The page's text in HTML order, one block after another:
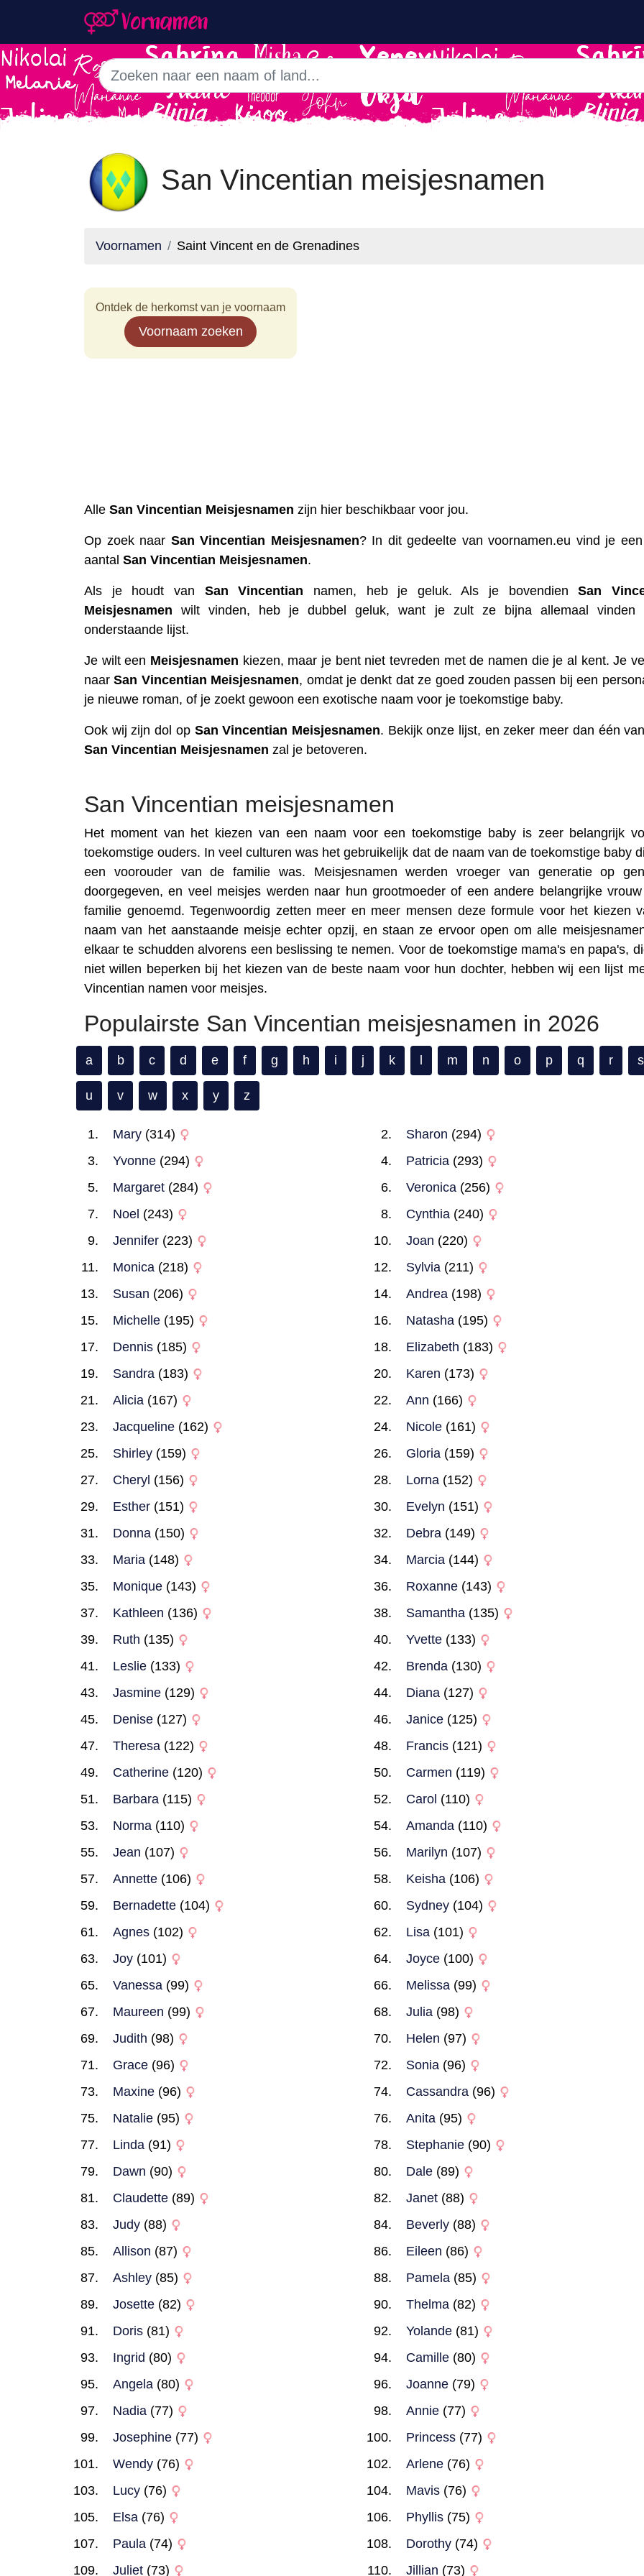
San Vincentian meisjesnamen
Voornamen Saint Vincent en de Grenadines
Ontdek de herkomst van je voornaam
Voornaam zoeken
Alle San Vincentian Meisjesnamen zijn hier beschikbaar voor jou.
Op zoek naar San Vincentian Meisjesnamen? In dit gedeelte van voornamen.eu vind je
aantal San Vincentian Meisjesnamen.
Als je houdt van San Vincentian namen, heb je geluk. Als je bovendienSan
Meisjesnamen wilt vinden, heb je dubbel geluk, want je zult ze bijna allemaal vinden
onderstaande lijst.
Je wilt een Meisjesnamen kiezen, maar je bent niet tevreden met de namen die je al kent. Je
naarSan Vincentian Meisjesnamen, omdat je denkt dat ze goed zouden passen bij een
je nieuwe roman, of je zoekt gewoon een exotische naam voor je toekomstige baby.
Ook wij zijn dol op San Vincentian Meisjesnamen. Bekijk onze lijst, en zeker meer dan één
San Vincentian Meisjesnamen zal je betoveren.
San Vincentian meisjesnamen
Het moment van het kiezen van een naam voor een toekomstige baby is zeer belangrijk
toekomstige ouders. In veel culturen was het gebruikelijk dat de naam van de toekomstige baby
een voorouder van de familie was. Meisjesnamen werden vroeger van generatie op
doorgegeven, en veel meisjes werden naar hun grootmoeder of een andere belangrijke
familie genoemd. Tegenwoordig zetten meer en meer mensen deze formule voor het kiezen
naam van het aanstaande meisje echter opzij, en staan ze ervoor open om alle
elkaar te schudden alvorens een beslissing te nemen. Voor de toekomstige mama's en papa's,
niet willen beperken bij het kiezen van de beste naam voor hun dochter, hebben wij een lijst
Vincentian namen voor meisjes.
Populairste San Vincentian meisjesnamen in 2026
a b c d e f g h i j k m n o p q r s
u v w x y z
Mary (314) Sharon (294)
Yvonne (294) Patricia(293)
Margaret (284) Veronica(256)
Noel (243) Cynthia(240)
Jennifer (223) Joan (220)
Monica (218) Sylvia(211)
Susan (206) Andrea(198)
Michelle (195) Natasha(195)
Dennis (185) Elizabeth (183)
Sandra (183) Karen (173)
Alicia (167) Ann (166)
Jacqueline (162) Nicole(161)
Shirley (159) Gloria(159)
Cheryl (156) Lorna(152)
Esther (151) Evelyn (151)
Donna (150) Debra(149)
Maria (148) Marcia(144)
Monique (143) Roxanne(143)
Kathleen (136) Samantha(135)
Ruth (135) Yvette(133)
Leslie (133) Brenda(130)
Jasmine (129) Diana(127)
Denise (127) Janice(125)
Theresa (122) Francis(121)
Catherine (120) Carmen (119)
Barbara (115) Carol (110)
Norma (110) Amanda(110)
Jean (107) Marilyn (107)
Annette (106) Keisha(106)
Bernadette (104) Sydney(104)
Agnes (102) Lisa(101)
Joy (101) Joyce(100)
Vanessa (99) Melissa(99)
Maureen (99) Julia(98)
Judith (98) Helen (97)
Grace (96) Sonia(96)
Maxine (96) Cassandra(96)
Natalie (95) Anita(95)
Linda (91) Stephanie(90)
Dawn (90) Dale(89)
Claudette (89) Janet(88)
Judy (88) Beverly(88)
Allison (87) Eileen (86)
Ashley (85) Pamela(85)
Josette (82) Thelma(82)
Doris (81) Yolande(81)
Ingrid (80) Camille(80)
Angela (80) Joanne(79)
Nadia (77) Annie(77)
Josephine (77) Princess(77)
Wendy (76) Arlene(76)
Lucy (76) Mavis(76)
Elsa (76) Phyllis(75)
Paula (74) Dorothy(74)
Juliet (73) Jillian (73)